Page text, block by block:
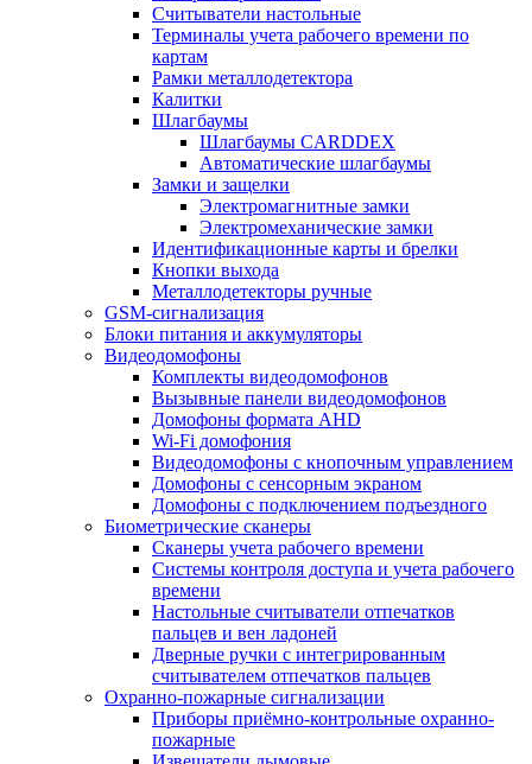
Считыватели настольные
Терминалы учета рабочего времени по
картам
Рамки металлодетектора
Калитки
Шлагбаумы
Шлагбаумы CARDDEX
Автоматические шлагбаумы
Замки и защелки
Электромагнитные замки
Электромеханические замки
Идентификационные карты и брелки
Кнопки выхода
Металлодетекторы ручные
GSM-сигнализация
Блоки питания и аккумуляторы
Видеодомофоны
Комплекты видеодомофонов
Вызывные панели видеодомофонов
Домофоны формата AHD
Wi-Fi домофония
Видеодомофоны с кнопочным управлением
Домофоны с сенсорным экраном
Домофоны с подключением подъездного
Биометрические сканеры
Сканеры учета рабочего времени
Системы контроля доступа и учета рабочего
времени
Настольные считыватели отпечатков
пальцев и вен ладоней
Дверные ручки с интегрированным
считывателем отпечатков пальцев
Охранно-пожарные сигнализации
Приборы приёмно-контрольные охранно-
пожарные